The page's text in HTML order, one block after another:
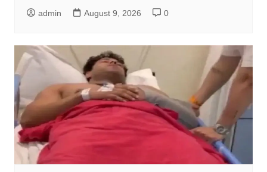
admin August 9, 2026 0